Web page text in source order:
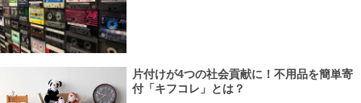
片付けが4つの社会貢献に！不用品を簡単寄
付「キフコレ」とは？